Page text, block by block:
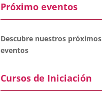
Próximo eventos
Descubre nuestros próximos
eventos
Cursos de Iniciación